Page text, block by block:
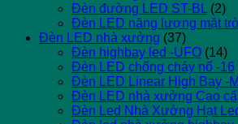
Đèn đường LED ST-BL (2)
Đèn LED năng lượng mặt
Đèn LED nhà xưởng (37)
Đèn highbay led -UFO (14)
Đèn LED chống cháy nổ -16
Đèn LED Linear High Bay -
Đèn LED nhà xưởng Cao
Đèn Led Nhà Xưởng Hạt